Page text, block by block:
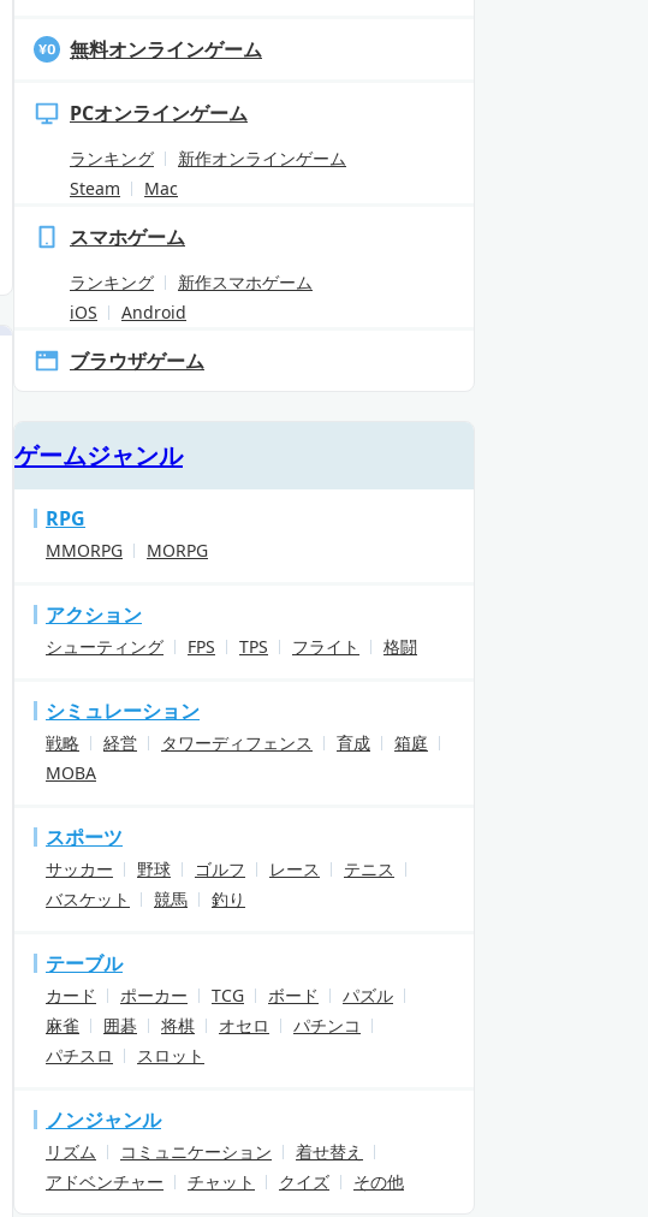
無料オンラインゲーム
PCオンラインゲーム
ランキング
新作オンラインゲーム
Steam
Mac
スマホゲーム
ランキング
新作スマホゲーム
iOS
Android
ブラウザゲーム
ゲームジャンル
RPG
MMORPG MORPG
アクション
シューティング FPS TPS フライト 格闘
シミュレーション
戦略 経営 タワーディフェンス 育成
箱庭
MOBA
スポーツ
サッカー 野球 ゴルフ レース
テニス
バスケット
競馬 釣り
テーブル
カード ポーカー TCG ボード
パズル
麻雀
囲碁 将棋 オセロ
パチンコ
パチスロ
スロット
ノンジャンル
リズム コミュニケーション
着せ替え
アドベンチャー
チャット クイズ その他